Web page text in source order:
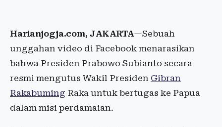
Harianjogja.com, JAKARTA—Sebuah
unggahan video di Facebook menarasikan
bahwa Presiden Prabowo Subianto secara
resmi mengutus Wakil Presiden Gibran
Rakabuming Raka untuk bertugas ke Papua
dalam misi perdamaian.